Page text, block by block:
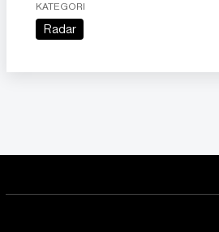
KATEGORI
Radar